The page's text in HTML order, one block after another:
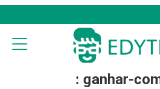
: ganhar-